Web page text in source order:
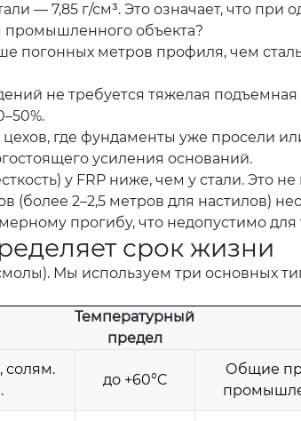
— 7,85 г/см³. Это означает, что
промышленного объекта?
погонных метров профиля, чем
не требуется тяжелая подъемная
где фундаменты уже просели
усиления оснований.
у FRP ниже, чем у стали. Это не
(более 2–2,5 метров для настилов)
прогибу, что недопустимо для
срок жизни
Мы используем три
Температурный
предел
солям.
до +60°C
Общие